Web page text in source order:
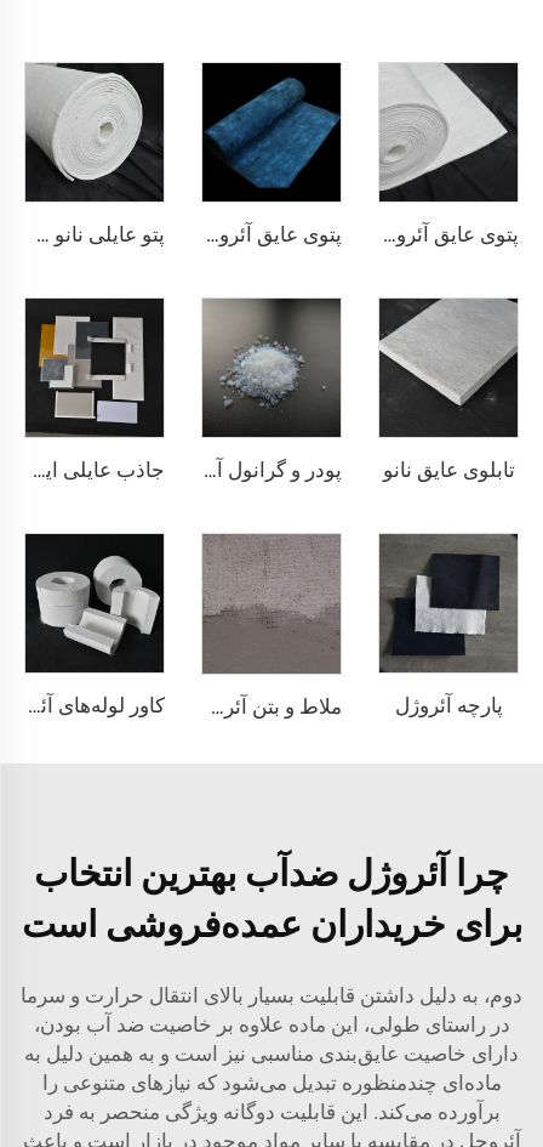
پتوی عایق آئروژل 200℃ پتوی عایق آئروژل 350℃ پتو عایلی نانو 650 درجه سانتی‌گراد
تابلوی عایق نانو پودر و گرانول آئروژل جاذب عایلی ایروژل
پارچه آئروژل ملاط و بتن آئروژل کاور لوله‌های آئروژل
چرا آئروژل ضدآب بهترین انتخاب
برای خریداران عمده‌فروشی است
دوم، به دلیل داشتن قابلیت بسیار بالای انتقال حرارت و سرما
در راستای طولی، این ماده علاوه بر خاصیت ضد آب بودن،
دارای خاصیت عایق‌بندی مناسبی نیز است و به همین دلیل به
ماده‌ای چندمنظوره تبدیل می‌شود که نیازهای متنوعی را
برآورده می‌کند. این قابلیت دوگانه ویژگی منحصر به فرد
آئروجل در مقایسه با سایر مواد موجود در بازار است و باعث